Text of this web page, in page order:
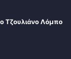
Τζουλιάνο Λόμπο